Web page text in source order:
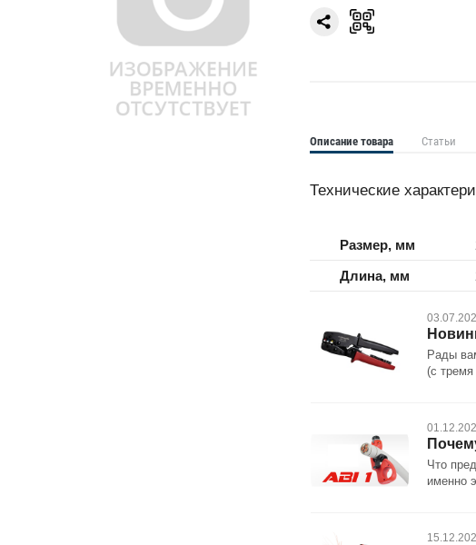
Описание товара Статьи
Технические
Размер, мм
Длина, мм
Рады
(с тремя
Что
именно